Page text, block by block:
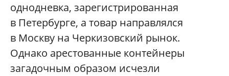
однодневка, зарегистрированная
в Петербурге, а товар направлялся
в Москву на Черкизовский рынок.
Однако арестованные контейнеры
загадочным образом исчезли